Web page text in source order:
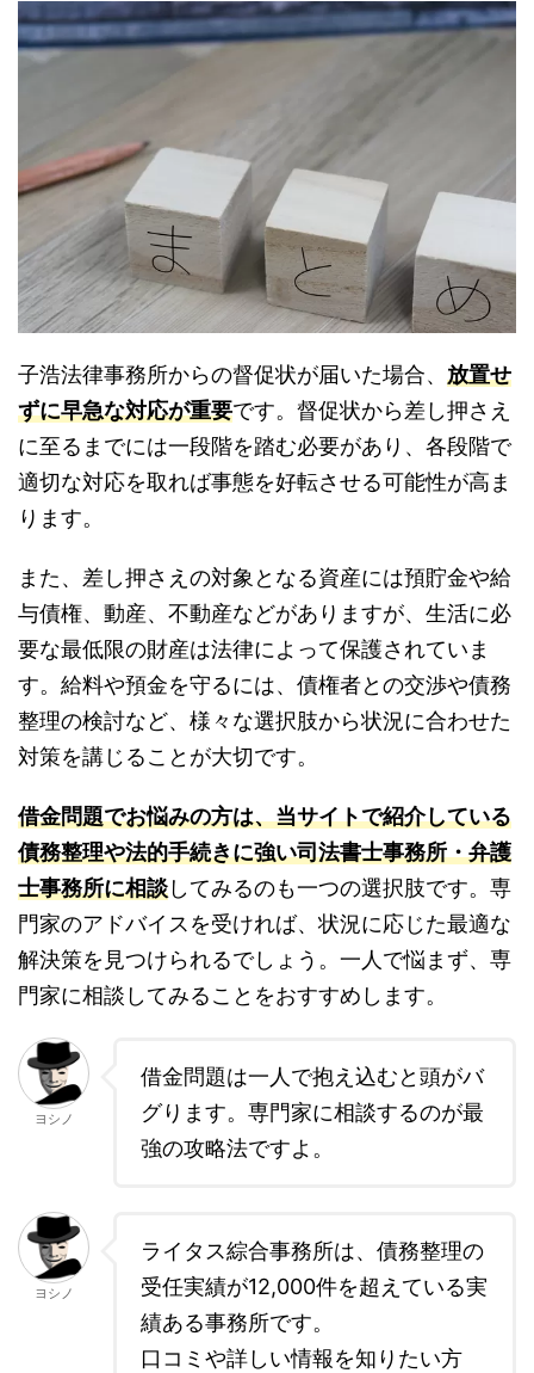
子浩法律事務所からの督促状が届いた場合、 放置せ
ずに早急な対応が重要です。督促状から差し押さえ
に至るまでには一段階を踏む必要があり、各段階で
適切な対応を取れば事態を好転させる可能性が高ま
ります。
また、差し押さえの対象となる資産には預貯金や給
与債権、動産、不動産などがありますが、生活に必
要な最低限の財産は法律によって保護されていま
す。給料や預金を守るには、債権者との交渉や債務
整理の検討など、様々な選択肢から状況に合わせた
対策を講じることが大切です。
借金問題でお悩みの方は、当サイトで紹介している
債務整理や法的手続きに強い司法書士事務所・弁護
士事務所に相談してみるのも一つの選択肢です。専
門家のアドバイスを受ければ、状況に応じた最適な
解決策を見つけられるでしょう。一人で悩まず、専
門家に相談してみることをおすすめします。
ヨシノ
借金問題は一人で抱え込むと頭がバ
グります。専門家に相談するのが最
強の攻略法ですよ。
ヨシノ
ライタス綜合事務所は、債務整理の
受任実績が12,000件を超えている実
績ある事務所です。
口コミや詳しい情報を知りたい方